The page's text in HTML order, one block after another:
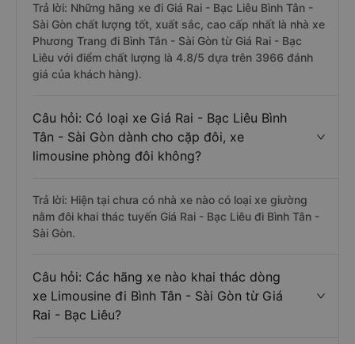
Trả lời: Những hãng xe đi Giá Rai - Bạc Liêu Bình Tân -
Sài Gòn chất lượng tốt, xuất sắc, cao cấp nhất là nhà xe
Phương Trang đi Bình Tân - Sài Gòn từ Giá Rai - Bạc
Liêu với điểm chất lượng là 4.8/5 dựa trên 3966 đánh
giá của khách hàng).
Câu hỏi: Có loại xe Giá Rai - Bạc Liêu Bình
Tân - Sài Gòn dành cho cặp đôi, xe
limousine phòng đôi không?
Trả lời: Hiện tại chưa có nhà xe nào có loại xe giường
nằm đôi khai thác tuyến Giá Rai - Bạc Liêu đi Bình Tân -
Sài Gòn.
Câu hỏi: Các hãng xe nào khai thác dòng
xe Limousine đi Bình Tân - Sài Gòn từ Giá
Rai - Bạc Liêu?